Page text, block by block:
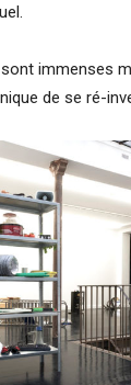
immenses
de se ré-